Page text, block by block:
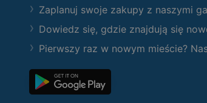
Zaplanuj swoje zakupy z naszymi
Dowiedz się, gdzie znajdują się
Pierwszy raz w nowym mieście?